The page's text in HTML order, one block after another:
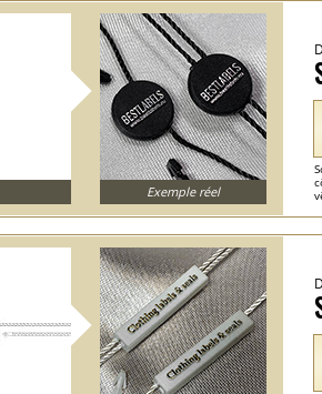
Exemple réel